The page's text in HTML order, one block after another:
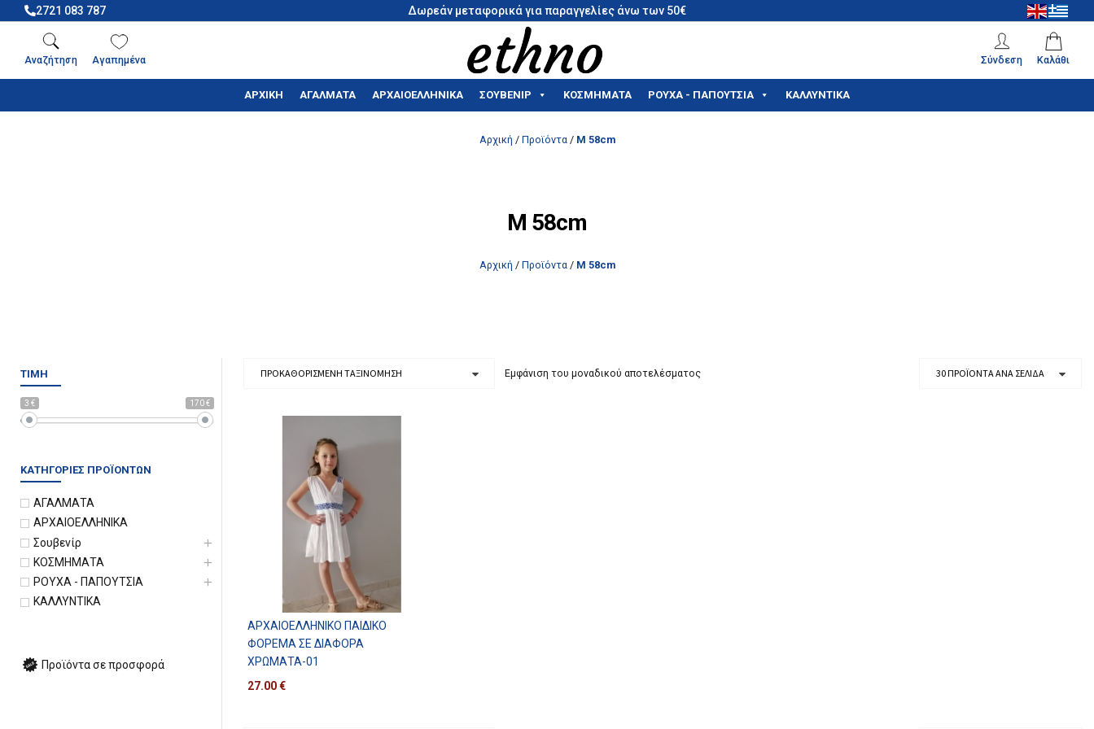
2721 083 787 Δωρεάν μεταφορικά για παραγγελίες άνω των 50€
Αναζήτηση Αγαπημένα Σύνδεση Καλάθι
ΑΡΧΙΚΗ ΑΓΑΛΜΑΤΑ ΑΡΧΑΙΟΕΛΛΗΝΙΚΑ ΣΟΥΒΕΝΊΡ ΚΟΣΜΗΜΑΤΑ ΡΟΥΧΑ - ΠΑΠΟΥΤΣΙΑ ΚΑΛΛΥΝΤΙΚΑ
Αρχική / Προϊόντα/ M 58cm
M 58cm
Αρχική / Προϊόντα/ M 58cm
ΤΙΜΉ
3 € 170 €
ΚΑΤΗΓΟΡΊΕΣ ΠΡΟΪΌΝΤΩΝ
ΑΓΑΛΜΑΤΑ
ΑΡΧΑΙΟΕΛΛΗΝΙΚΑ
Σουβενίρ
ΚΟΣΜΗΜΑΤΑ
ΡΟΥΧΑ - ΠΑΠΟΥΤΣΙΑ
ΚΑΛΛΥΝΤΙΚΑ
Προϊόντα σε προσφορά
Εμφάνιση του μοναδικού αποτελέσματος
ΑΡΧΑΙΟΕΛΛΗΝΙΚΌ ΠΑΙΔΙΚΌ
ΦΌΡΕΜΑ ΣΕ ΔΙΆΦΟΡΑ
ΧΡΏΜΑΤΑ-01
27.00€